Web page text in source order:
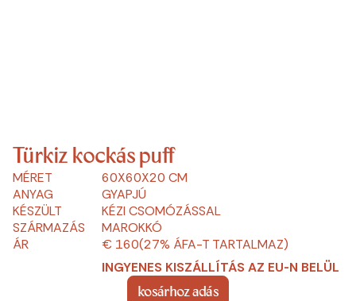
Türkiz kockás puff
MÉRET
60X60X20 CM
ANYAG
GYAPJÚ
KÉSZÜLT
KÉZI CSOMÓZÁSSAL
SZÁRMAZÁS
MAROKKÓ
ÁR
€ 160(27% ÁFA-T TARTALMAZ)
INGYENES KISZÁLLÍTÁS AZ EU-N BELÜL
kosárhoz adás